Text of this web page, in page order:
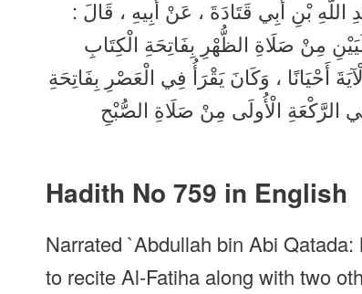
بْنِ أَبِي قَتَادَةَ ، عَنْ أَبِيهِ ، قَالَ :
مِنْ صَلَاةِ الظُّهْرِ بِفَاتِحَةِ الْكِتَابِ
أَحْيَانًا ، وَكَانَ يَقْرَأُ فِي الْعَصْرِ بِفَاتِحَةِ
الْأُولَى مِنْ صَلَاةِ الصُّبْحِ
Hadith No 759 in English
Narrated `Abdullah bin Abi
to recite Al-Fatiha along with two